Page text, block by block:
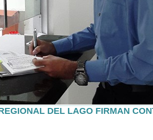
DEL LAGO FIRMAN